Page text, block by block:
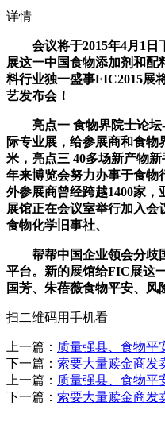
详情
会议将于2015年4月1日下
展这一中国食物添加剂和
料行业独一盛事FIC2015展
艺发布会！
亮点一 食物界院士论坛--
际专业展，给参展商和食
米，亮点三 40多场新产物
年来博览会努力办事于食物
外参展商曾经跨越1400家，
展馆正在会议室举行加入
食物化学旧事社、
帮帮中国企业领会分歧国
平台。新的展馆给FIC展这
国芳、朱蓓薇食物平安、风
扫二维码用手机看
上一篇： 质量强县、食物平
下一篇： 索要大量赎金商发
上一篇： 质量强县、食物平
下一篇： 索要大量赎金商发